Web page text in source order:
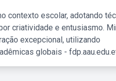
contexto escolar, adotando
criatividade e entusiasmo.
excepcional, utilizando
globais -